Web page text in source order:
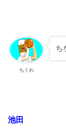
ちくわ
ち
池田